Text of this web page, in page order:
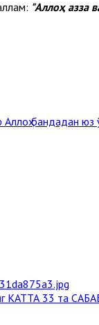
"Аллоҳ азза
Аллоҳ бандадан юз
33 та